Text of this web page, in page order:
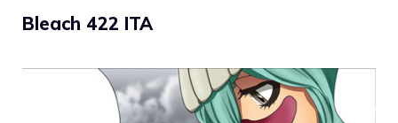
Bleach 422 ITA